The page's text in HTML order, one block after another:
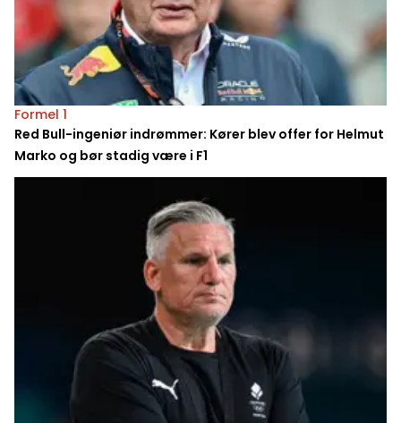
Formel 1
Red Bull-ingeniør indrømmer: Kører blev offer for Helmut
Marko og bør stadig være i F1